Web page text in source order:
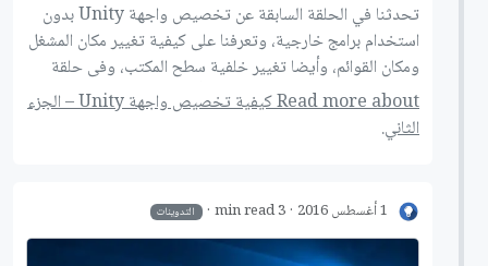
تحدثنا في الحلقة السابقة عن تخصيص واجهة Unity بدون
استخدام برامج خارجية، وتعرفنا على كيفية تغيير مكان المشغل
ومكان القوائم، وأيضا تغيير خلفية سطح المكتب، وفى حلقة
هذا الشهر نستكمل طريقنا لاحتراف أوبنتو، وسنتعرف على
طريقة تخصيص واجهة Unity باستخدام أداة Unity
Tweak.
Read more about كيفية تخصيص واجهة Unity – الجزء
الثاني.
1 أغسطس 2016 3 min read التدوينات